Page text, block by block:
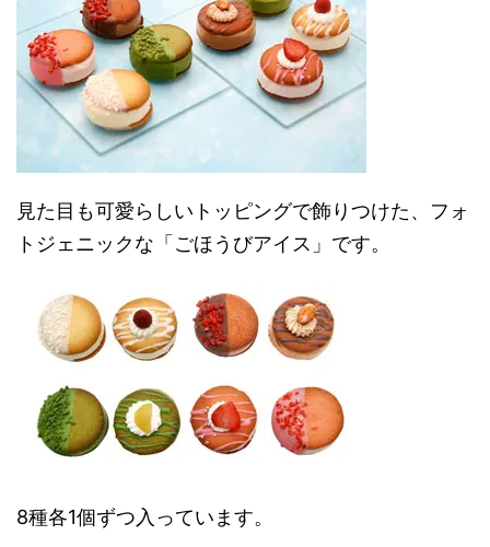
見た目も可愛らしいトッピングで飾りつけた、フォ
トジェニックな「ごほうびアイス」です。
8種各1個ずつ入っています。